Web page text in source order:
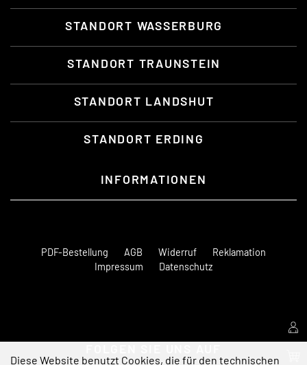
STANDORT WASSERBURG
STANDORT TRAUNSTEIN
STANDORT LANDSHUT
STANDORT ERDING
INFORMATIONEN
PDF-Bestellung AGB Widerruf
Reklamation
Impressum
Datenschutz
Diese Website benutzt Cookies, die für den technischen